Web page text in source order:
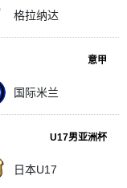
格拉纳达
意甲
国际米兰
U17男亚洲杯
日本U17